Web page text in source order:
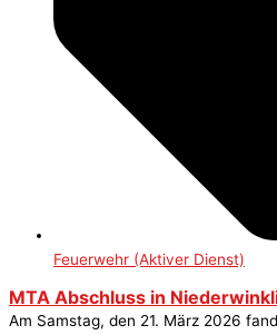
Feuerwehr (Aktiver Dienst)
MTA Abschluss in
Am Samstag, den 21. März 2026